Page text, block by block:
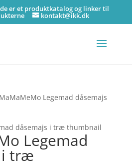
er et produktkatalog og linker til
kontakt@ikk.dk
Legemad dåsemajs
Legemad
i træ